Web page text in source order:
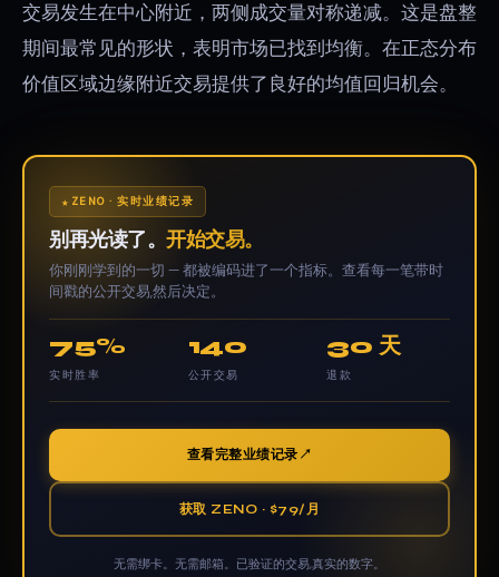
交易发生在中心附近，两侧成交量对称递减。这是盘整
期间最常见的形状，表明市场已找到均衡。在正态分布
价值区域边缘附近交易提供了良好的均值回归机会。
ZENO · 实时业绩记录
别再光读了。 开始交易。
你刚刚学到的一切 — 都被编码进了一个指标。查看每一笔带时
间戳的公开交易,然后决定。
75%
实时胜率
140
公开交易
30 天
退款
查看完整业绩记录
获取 ZENO · $79/月
无需绑卡。无需邮箱。已验证的交易,真实的数字。